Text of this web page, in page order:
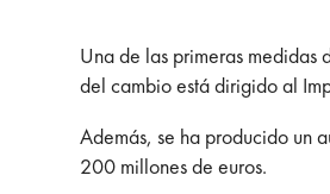
Una de las primeras medidas
del cambio está dirigido al
Además, se ha producido un
200 millones de euros.